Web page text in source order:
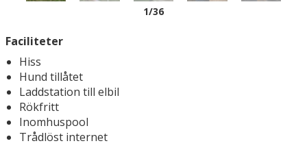
1/36
Faciliteter
Hiss
Hund tillåtet
Laddstation till elbil
Rökfritt
Inomhuspool
Trådlöst internet